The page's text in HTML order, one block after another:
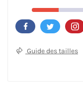
Guide des tailles